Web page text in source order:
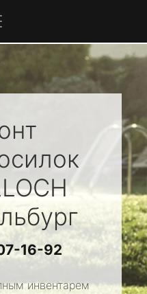
16-92
инвентарем